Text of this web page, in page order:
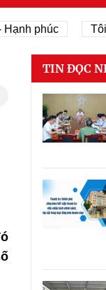
phúc Tôi yêu
TIN ĐỌC